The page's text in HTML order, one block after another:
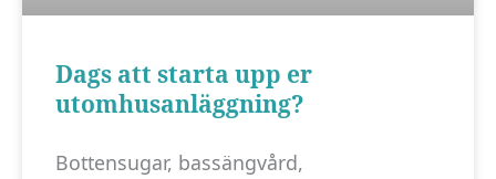
Dags att starta upp er
utomhusanläggning?
Bottensugar, bassängvård,
hur
hemsidan
används.